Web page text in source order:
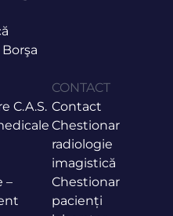
C.A.S.
–
CONTACT
Contact
Chestionar
radiologie
imagistică
Chestionar
pacienți